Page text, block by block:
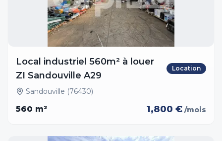
Local industriel 560m² à louer
ZI Sandouville A29
Location
Sandouville (76430)
560 m² 1,800 € /mois